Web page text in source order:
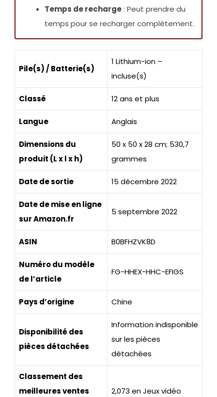
Temps de recharge: Peut prendre du
temps pour se recharger complètement.
Pile(s) / Batterie(s)
1 Lithium-ion –
incluse(s)
Classé 12 ans et plus
Langue Anglais
Dimensions du
produit (L x l x h)
50 x 50 x 28 cm; 530,7
grammes
Date de sortie 15 décembre 2022
Date de mise en ligne
sur Amazon.fr
5 septembre 2022
ASIN B0BFHZVK8D
Numéro du modèle
de l’article
FG-HHEX-HHC-EFIGS
Pays d’origine Chine
Disponibilité des
pièces détachées
Information indisponible
sur les pièces
détachées
Classement des
meilleures ventes
2,073 en Jeux vidéo